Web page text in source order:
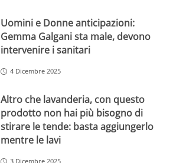
Uomini e Donne anticipazioni:
Gemma Galgani sta male, devono
intervenire i sanitari
4 Dicembre 2025
Altro che lavanderia, con questo
prodotto non hai più bisogno di
stirare le tende: basta aggiungerlo
mentre le lavi
3 Dicembre 2025